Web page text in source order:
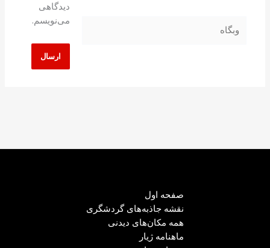
دیدگاهی
می‌نویسم.
صفحه اول
نقشه جاذبه‌های گردشگری
همه مکان‌های دیدنی
ماهنامه ژیار